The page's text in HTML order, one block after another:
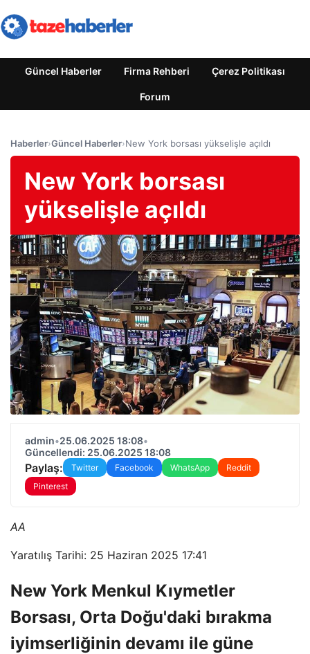
Güncel Haberler Firma Rehberi Çerez Politikası
Forum
Haberler›Güncel Haberler›New York borsası yükselişle açıldı
New York borsası
yükselişle açıldı
admin•25.06.2025 18:08•
Güncellendi: 25.06.2025 18:08
Paylaş: Twitter Facebook WhatsApp
Reddit
Pinterest
AA
Yaratılış Tarihi: 25 Haziran 2025 17:41
New York Menkul Kıymetler
Borsası, Orta Doğu'daki bırakma
iyimserliğinin devamı ile güne